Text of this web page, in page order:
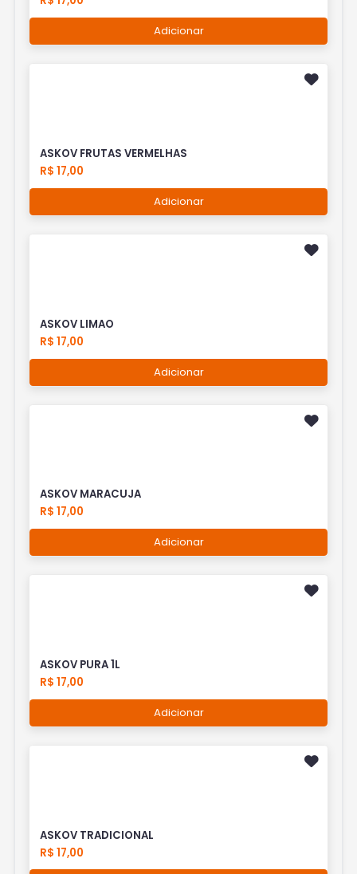
Adicionar
ASKOV FRUTAS VERMELHAS
R$ 17,00
Adicionar
ASKOV LIMAO
R$ 17,00
Adicionar
ASKOV MARACUJA
R$ 17,00
Adicionar
ASKOV PURA 1L
R$ 17,00
Adicionar
ASKOV TRADICIONAL
R$ 17,00